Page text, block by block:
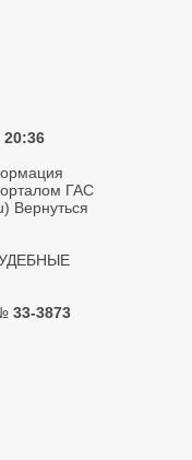
20:36
ГАС
Вернуться
33-3873